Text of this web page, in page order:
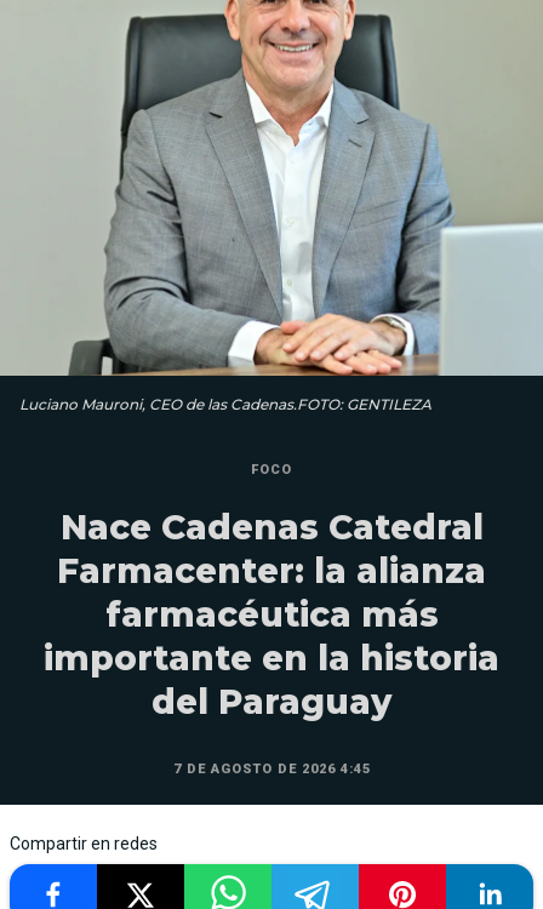
Luciano Mauroni, CEO de las Cadenas.FOTO: GENTILEZA
FOCO
Nace Cadenas Catedral
Farmacenter: la alianza
farmacéutica más
importante en la historia
del Paraguay
7 DE AGOSTO DE 2026 4:45
Compartir en redes